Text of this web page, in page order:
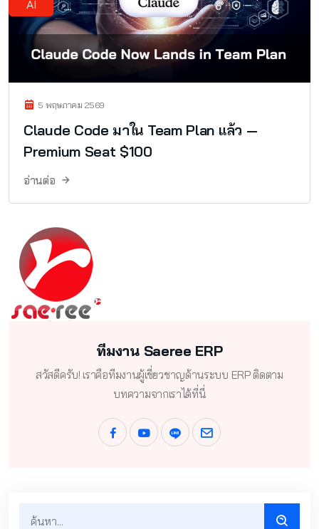
AI
5 พฤษภาคม 2569
Claude Code มาใน Team Plan แล้ว —
Premium Seat $100
อ่านต่อ
ทีมงาน Saeree ERP
สวัสดีครับ! เราคือทีมงานผู้เชี่ยวชาญด้านระบบ ERP ติดตาม
บทความจากเราได้ที่นี่